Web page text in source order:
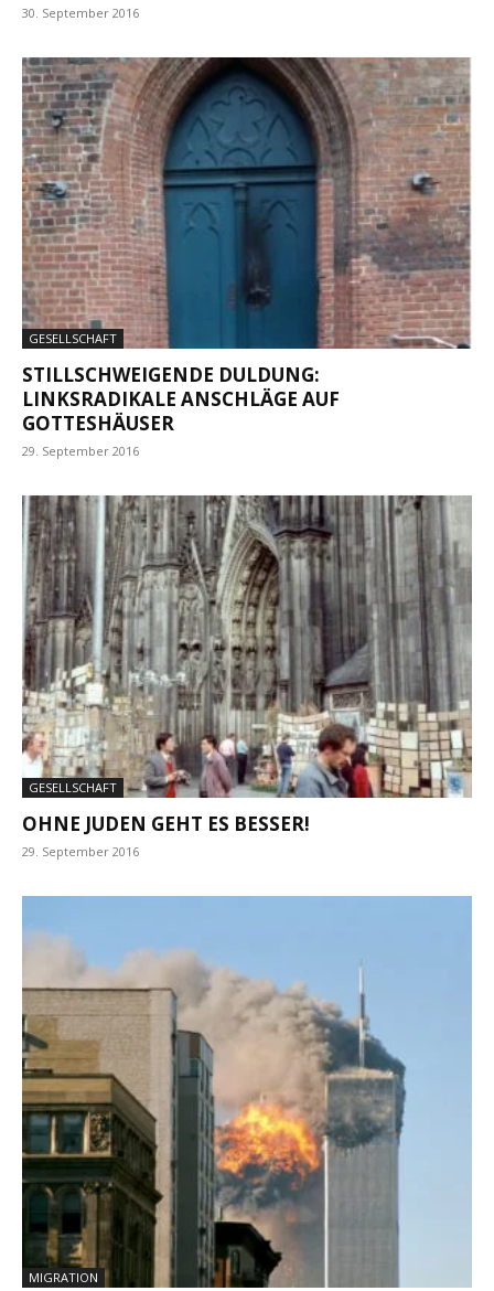
30. September 2016
GESELLSCHAFT
STILLSCHWEIGENDE DULDUNG:
LINKSRADIKALE ANSCHLÄGE AUF
GOTTESHÄUSER
29. September 2016
GESELLSCHAFT
OHNE JUDEN GEHT ES BESSER!
29. September 2016
MIGRATION